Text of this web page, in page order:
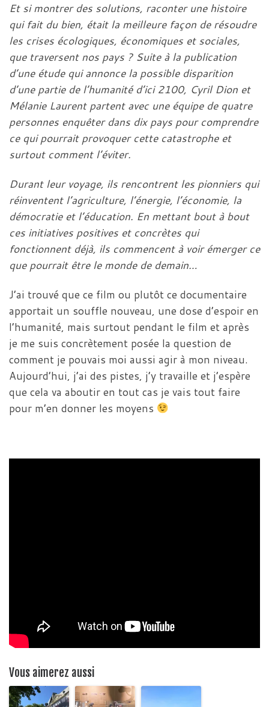
Et si montrer des solutions, raconter une histoire
qui fait du bien, était la meilleure façon de résoudre
les crises écologiques, économiques et sociales,
que traversent nos pays ? Suite à la publication
d’une étude qui annonce la possible disparition
d’une partie de l’humanité d’ici 2100, Cyril Dion et
Mélanie Laurent partent avec une équipe de quatre
personnes enquêter dans dix pays pour comprendre
ce qui pourrait provoquer cette catastrophe et
surtout comment l’éviter.
Durant leur voyage, ils rencontrent les pionniers qui
réinventent l’agriculture, l’énergie, l’économie, la
démocratie et l’éducation. En mettant bout à bout
ces initiatives positives et concrètes qui
fonctionnent déjà, ils commencent à voir émerger ce
que pourrait être le monde de demain…
J’ai trouvé que ce film ou plutôt ce documentaire
apportait un souffle nouveau, une dose d’espoir en
l’humanité, mais surtout pendant le film et après
je me suis concrètement posée la question de
comment je pouvais moi aussi agir à mon niveau.
Aujourd’hui, j’ai des pistes, j’y travaille et j’espère
que cela va aboutir en tout cas je vais tout faire
pour m’en donner les moyens
Vous aimerez aussi